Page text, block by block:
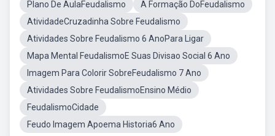
Plano De AulaFeudalismo
A Formação DoFeudalismo
AtividadeCruzadinha Sobre Feudalismo
Atividades Sobre Feudalismo 6 AnoPara Ligar
Mapa Mental FeudalismoE Suas Divisao Social 6 Ano
Imagem Para Colorir SobreFeudalismo 7 Ano
Atividades Sobre FeudalismoEnsino Médio
FeudalismoCidade
Feudo Imagem Apoema Historia6 Ano